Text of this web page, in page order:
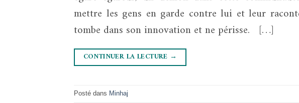
mettre les gens en garde contre lui et leur
tombe dans son innovation et ne périsse. […]
CONTINUER LA LECTURE →
Posté dans Minhaj